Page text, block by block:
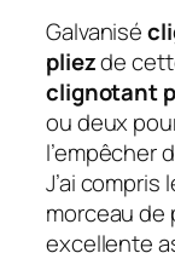
Galvanisé
pliezde
clignotant
ou deux
l’empêcher
J’ai compris
morceau de
excellente